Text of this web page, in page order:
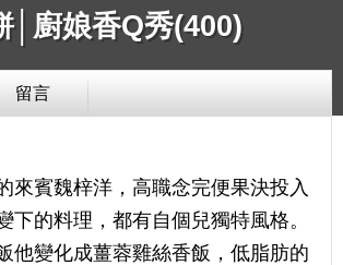
│廚娘香Q秀(400)
留言
來賓魏梓洋，高職念完便果決投入
下的料理，都有自個兒獨特風格。
他變化成薑蓉雞絲香飯，低脂肪的